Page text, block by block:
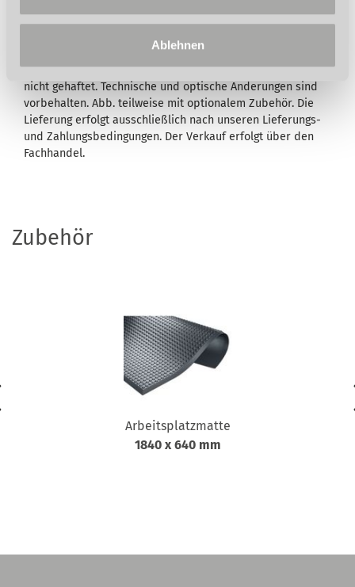
Ablehnen
entnehmen Sie bitte den
Garantiebedingungen
Druckfehler, Irrtümer oder fehlerhafte Darstellung wird
nicht gehaftet. Technische und optische Änderungen sind
vorbehalten. Abb. teilweise mit optionalem Zubehör. Die
Lieferung erfolgt ausschließlich nach unseren Lieferungs-
und Zahlungsbedingungen. Der Verkauf erfolgt über den
Fachhandel.
Zubehör
Arbeitsplatzmatte
1840 x 640 mm